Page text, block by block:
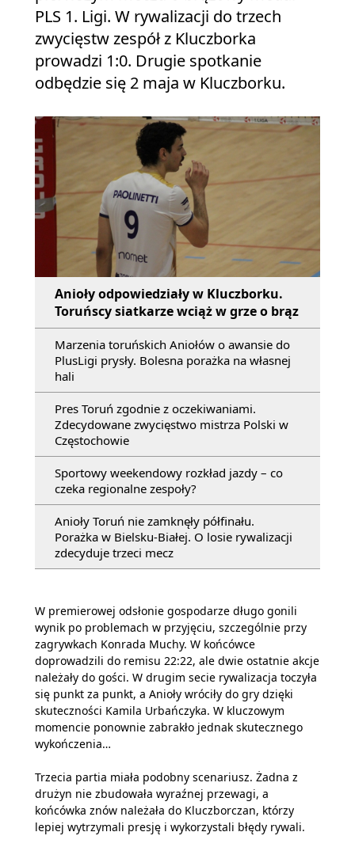
PLS 1. Ligi. W rywalizacji do trzech
zwycięstw zespół z Kluczborka
prowadzi 1:0. Drugie spotkanie
odbędzie się 2 maja w Kluczborku.
Anioły odpowiedziały w Kluczborku.
Toruńscy siatkarze wciąż w grze o brąz
Marzenia toruńskich Aniołów o awansie do
PlusLigi prysły. Bolesna porażka na własnej
hali
Pres Toruń zgodnie z oczekiwaniami.
Zdecydowane zwycięstwo mistrza Polski w
Częstochowie
Sportowy weekendowy rozkład jazdy – co
czeka regionalne zespoły?
Anioły Toruń nie zamknęły półfinału.
Porażka w Bielsku-Białej. O losie rywalizacji
zdecyduje trzeci mecz
W premierowej odsłonie gospodarze długo gonili
wynik po problemach w przyjęciu, szczególnie przy
zagrywkach Konrada Muchy. W końcówce
doprowadzili do remisu 22:22, ale dwie ostatnie akcje
należały do gości. W drugim secie rywalizacja toczyła
się punkt za punkt, a Anioły wróciły do gry dzięki
skuteczności Kamila Urbańczyka. W kluczowym
momencie ponownie zabrakło jednak skutecznego
wykończenia…
Trzecia partia miała podobny scenariusz. Żadna z
drużyn nie zbudowała wyraźnej przewagi, a
końcówka znów należała do Kluczborczan, którzy
lepiej wytrzymali presję i wykorzystali błędy rywali.